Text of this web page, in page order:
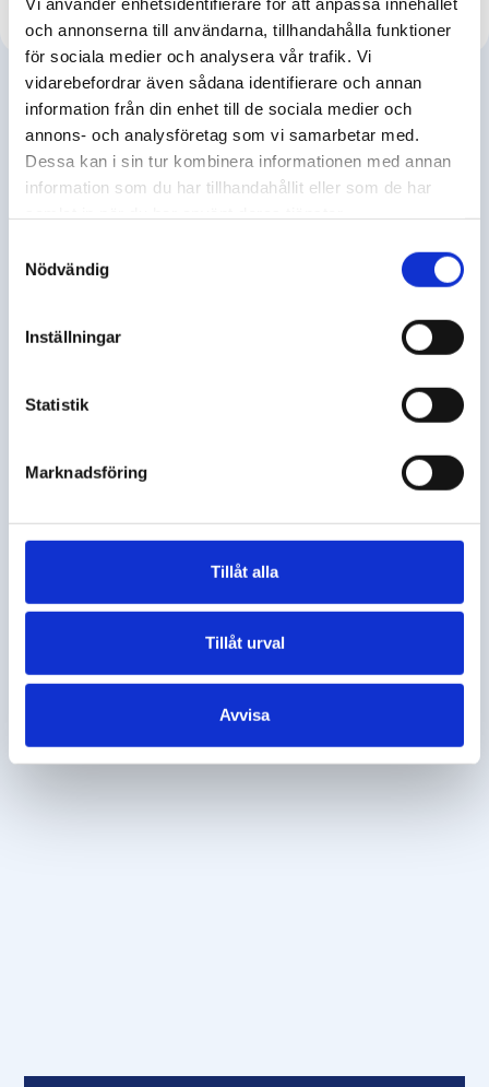
och annonserna till användarna, tillhandahålla funktioner
för sociala medier och analysera vår trafik. Vi
vidarebefordrar även sådana identifierare och annan
information från din enhet till de sociala medier och
annons- och analysföretag som vi samarbetar med.
Dessa kan i sin tur kombinera informationen med annan
information som du har tillhandahållit eller som de har
Nödvändig
Inställningar
Statistik
Marknadsföring
Tillåt alla
Tillåt urval
Avvisa
Namn
Epost